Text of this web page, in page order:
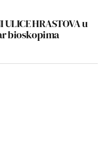
ULICE HRASTOVA u
bioskopima